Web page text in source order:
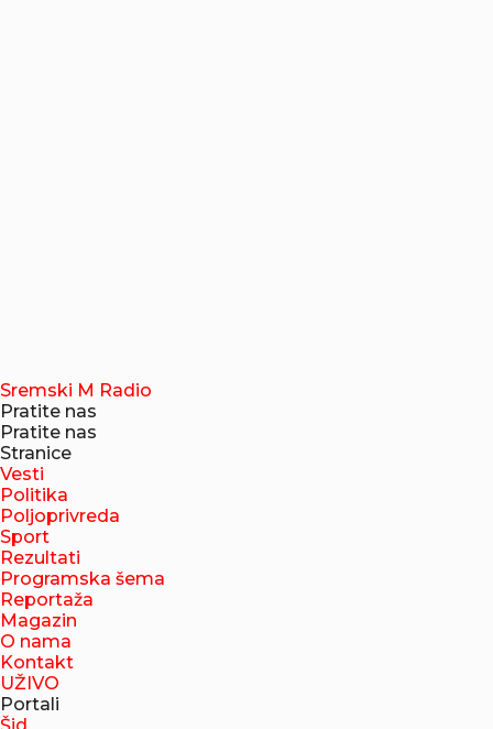
Sremski M Radio
Pratite nas
Pratite nas
Stranice
Vesti
Politika
Poljoprivreda
Sport
Rezultati
Programska šema
Reportaža
Magazin
O nama
Kontakt
UŽIVO
Portali